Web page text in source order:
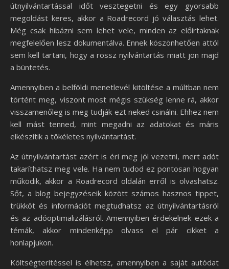
útnyilvántartással időt vesztegetni és egy gyorsabb
megoldást keres, akkor a Roadrecord jó választás lehet.
Még csak hibázni sem lehet vele, minden az előírtaknak
megfelelően lesz dokumentálva. Ennek köszönhetően attól
sem kell tartani, hogy a rossz nyilvántartás miatt jön majd
a büntetés.
Amennyiben a belföldi menetlevél kitöltése a múltban nem
történt meg, viszont most mégis szükség lenne rá, akkor
visszamenőleg is meg tudják ezt neked csinálni. Ehhez nem
kell mást tenned, mint megadni az adatokat és máris
elkészítik a tökéletes nyilvántartást.
Az útnyilvántartást azért is éri meg jól vezetni, mert adót
takaríthatsz meg vele. Ha nem tudod ez pontosan hogyan
működik, akkor a Roadrecord oldalán erről is olvashatsz.
Sőt, a blog bejegyzéseik között számos hasznos tippet,
trükköt és információt megtudhatsz az útnyilvántartásról
és az adóoptimalizálásról. Amennyiben érdekelnek ezek a
témák, akkor mindenképp olvass el pár cikket a
honlapjukon.
Költségterítéssel is élhetsz, amennyiben a saját autódat